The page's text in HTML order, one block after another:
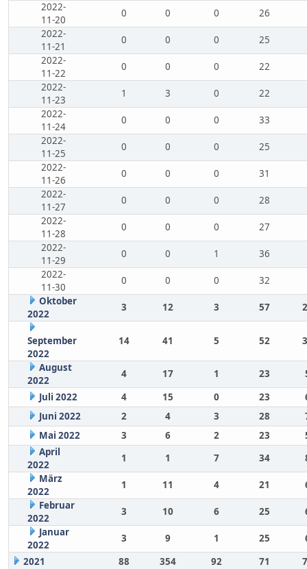
2022-
11-20
0 0 0
26
2022-
11-21
0 0 0
25
2022-
11-22
0 0 0
22
2022-
11-23
1 3 0
22
2022-
11-24
0 0 0
33
2022-
11-25
0 0 0
25
2022-
11-26
0 0 0
31
2022-
11-27
0 0 0
28
2022-
11-28
0 0 0
27
2022-
11-29
0 0 1
36
2022-
11-30
0 0 0
32
Oktober
2022
3 12 3 57
September
2022
14 41 5 52
August
2022
4 17 1 23
Juli 2022
4 15 0 23
Juni 2022
2 4 3 28
Mai 2022
3 6 2 23
April
2022
1 1 7 34
März
2022
1 11 4 21
Februar
2022
3 10 6 25
Januar
2022
3 9 1 25
2021
88 354 92 71